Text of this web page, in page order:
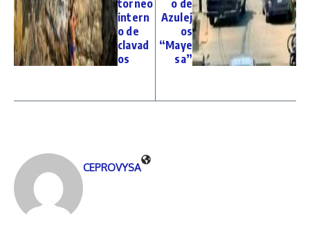
torneo
intern
o de
clavad
os
o de
Azulej
os
“Maye
sa”
CEPROVYSA